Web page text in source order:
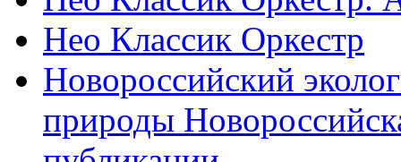
Нео Классик Оркестр
Новороссийский
природы